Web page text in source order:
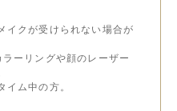
イクが受けられない場合が
ーリングや顔のレーザー
イム中の方。